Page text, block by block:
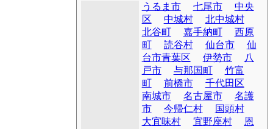
うるま市 七尾市
中央
区
中城村
北中城村
北谷町
嘉手納町
西原
町
読谷村 仙台市
仙
台市青葉区
伊勢市
八
戸市
与那国町
竹富
町
前橋市
千代田区
南城市
名古屋市
名護
市
今帰仁村
国頭村
大宜味村
宜野座村
恩